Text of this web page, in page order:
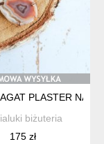
CEGŁA
PLASTER
biżuteria
175 zł